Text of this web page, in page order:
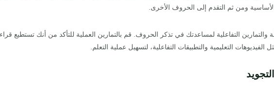
ومن ثم التقدم إلى الحروف الأخرى.
والتمارين التفاعلية لمساعدتك في تذكر الحروف. قم بالتمارين العملية للتأكد من أنك تستطيع
الفيديوهات التعليمية والتطبيقات التفاعلية، لتسهيل عملية التعلم.